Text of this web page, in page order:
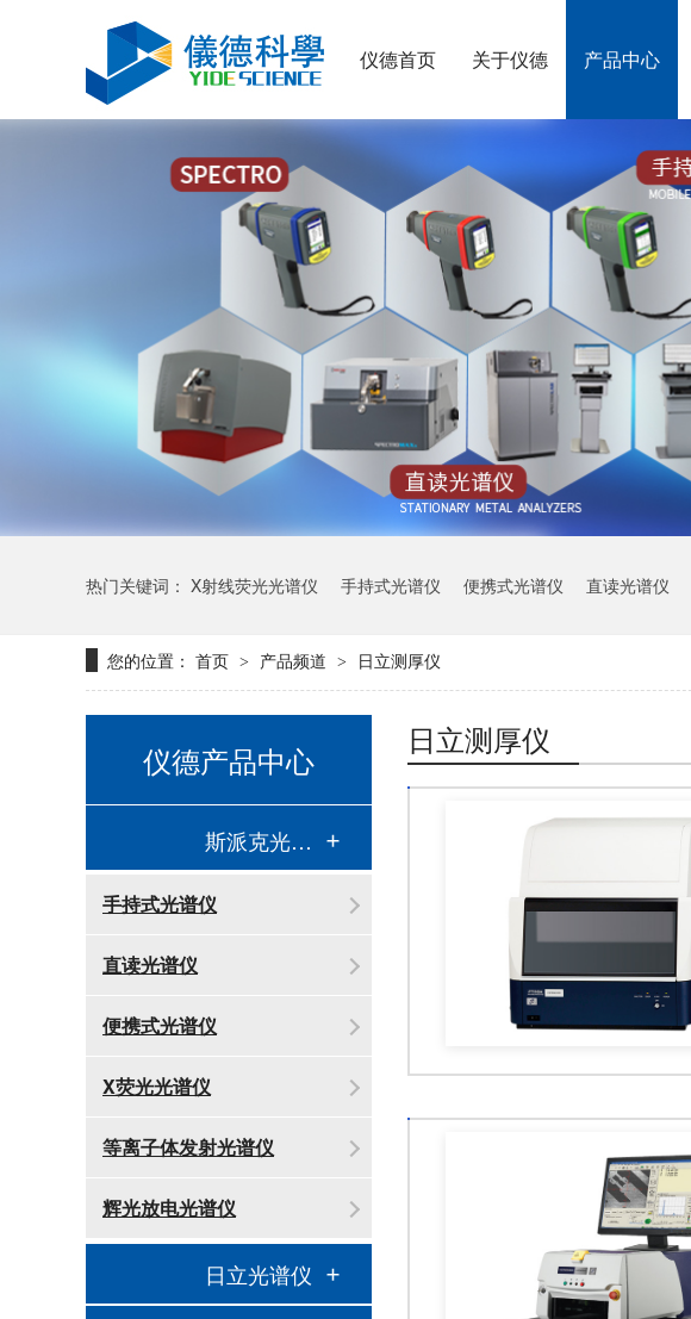
仪德首页 关于仪德 产品中心
热门关键词： X射线荧光光谱仪 手持式光谱仪 便携式光谱仪 直读光谱仪
您的位置： 首页 > 产品频道 > 日立测厚仪
日立测厚仪
仪德产品中心
斯派克光谱仪
手持式光谱仪
直读光谱仪
便携式光谱仪
X荧光光谱仪
等离子体发射光谱仪
辉光放电光谱仪
日立光谱仪